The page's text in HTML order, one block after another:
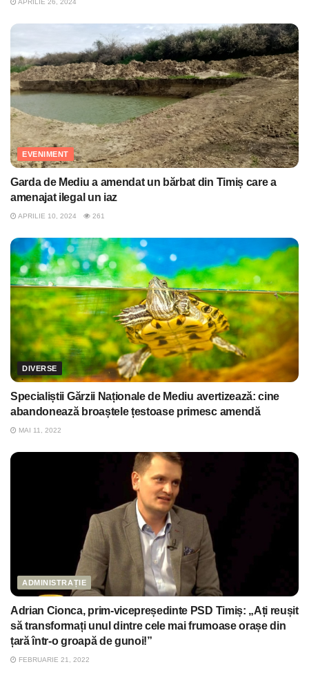
APRILIE 26, 2024
EVENIMENT
Garda de Mediu a amendat un bărbat din Timiș care a
amenajat ilegal un iaz
APRILIE 10, 2024 261
DIVERSE
Specialiștii Gărzii Naționale de Mediu avertizează: cine
abandonează broaștele țestoase primesc amendă
MAI 11, 2022
ADMINISTRAȚIE
Adrian Cionca, prim-vicepreședinte PSD Timiș: „Ați reușit
să transformați unul dintre cele mai frumoase orașe din
țară într-o groapă de gunoi!”
FEBRUARIE 21, 2022